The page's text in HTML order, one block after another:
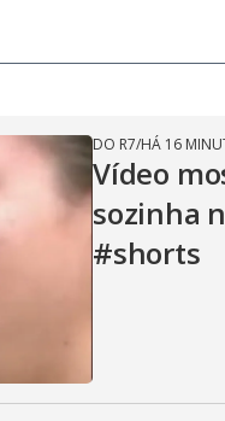
DO R7/HÁ 16
Vídeo
sozinha
#shorts